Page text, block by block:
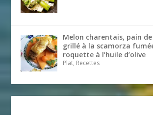
Melon charentais, pain
grillé à la scamorza
roquette à l’huile d’olive
Plat, Recettes